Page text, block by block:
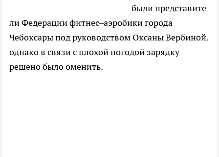
были представите
ли Федерации фитнес–аэробики города
Чебоксары под руководством Оксаны Вербиной.
однако в связи с плохой погодой зарядку
решено было оменить.